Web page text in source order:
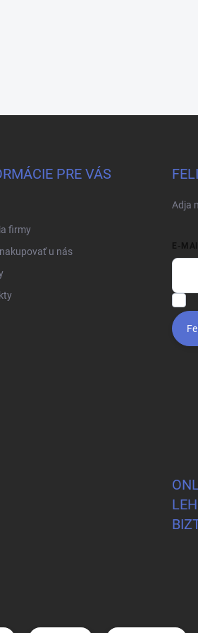
PRE VÁS
firmy
u nás
Adja
E-